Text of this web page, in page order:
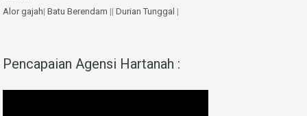
Alor gajah| Batu Berendam || Durian Tunggal |
Pencapaian Agensi Hartanah :